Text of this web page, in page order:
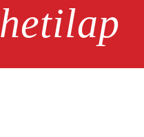
hetilap